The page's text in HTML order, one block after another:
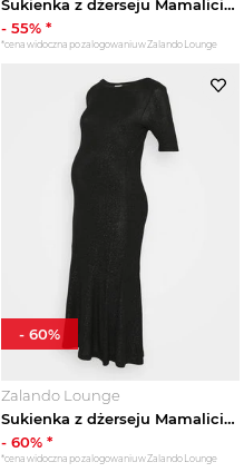
Sukienka z dżerseju Mamalicious czarny
- 55% *
*cena widoczna po zalogowaniu w Zalando Lounge
Zalando Lounge
Sukienka z dżerseju Mamalicious czarny
- 60% *
*cena widoczna po zalogowaniu w Zalando Lounge
- 60%